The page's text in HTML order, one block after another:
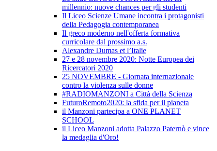
millennio: nuove chances per gli studenti
Il Liceo Scienze Umane incontra i protagonisti
della Pedagogia contemporanea
Il greco moderno nell'offerta formativa
curricolare dal prossimo a.s.
Alexandre Dumas et l’Italie
27 e 28 novembre 2020: Notte Europea dei
Ricercatori 2020
25 NOVEMBRE - Giornata internazionale
contro la violenza sulle donne
#RADIOMANZONI a Città della Scienza
FuturoRemoto2020: la sfida per il pianeta
il Manzoni partecipa a ONE PLANET
SCHOOL
il Liceo Manzoni adotta Palazzo Paternò e vince
la medaglia d'Oro!